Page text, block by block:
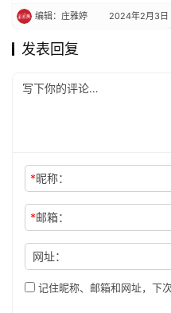
编辑：庄雅婷 2024年2月3日
发表回复
*昵称：
*邮箱：
网址：
记住昵称、邮箱和网址，下